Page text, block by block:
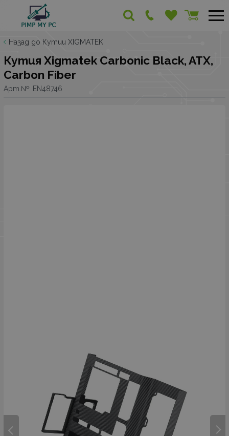
Назад до Кутии XIGMATEK
Кутия Xigmatek Carbonic Black, ATX,
Carbon Fiber
Арт.№: EN48746